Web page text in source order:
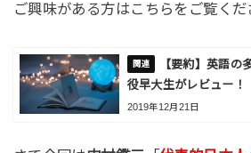
ご興味がある方はこちらをご覧くだ
【要約】英語の
役早大生がレビュー！
2019年12月21日